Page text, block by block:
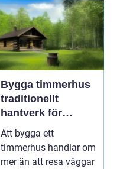
Bygga timmerhus
traditionellt
hantverk för
moderna behov
Att bygga ett
timmerhus handlar om
mer än att resa väggar